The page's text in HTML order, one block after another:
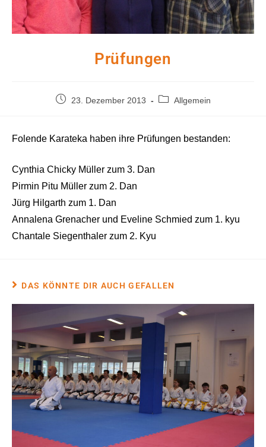
Prüfungen
Beitrag23. Dezember 2013
Beitrags-
Allgemein
Folende Karateka haben ihre Prüfungen bestanden:
Cynthia Chicky Müller zum 3. Dan
Pirmin Pitu Müller zum 2. Dan
Jürg Hilgarth zum 1. Dan
Annalena Grenacher und Eveline Schmied zum 1. kyu
Chantale Siegenthaler zum 2. Kyu
DAS KÖNNTE DIR AUCH GEFALLEN